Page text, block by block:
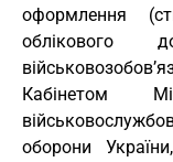
оформлення
облікового
Кабінетом
оборони